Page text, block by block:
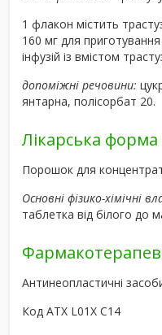
1 флакон містить
160 мг для
інфузій із вмістом
допоміжні речовини:
янтарна, полісорбат 20.
Лікарська форма
Порошок для
Основні фізико-хімічні
таблетка від білого до
Антинеопластичні
Код АТХ L01X С14